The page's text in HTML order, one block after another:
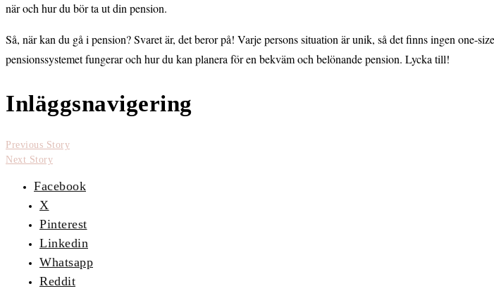
när och hur du bör ta ut din pension.
Så, när kan du gå i pension? Svaret är, det beror på! Varje persons situation är unik, så det finns ingen one-
pensionssystemet fungerar och hur du kan planera för en bekväm och belönande pension. Lycka till!
Inläggsnavigering
Previous Story
Next Story
Facebook
X
Pinterest
Linkedin
Whatsapp
Reddit